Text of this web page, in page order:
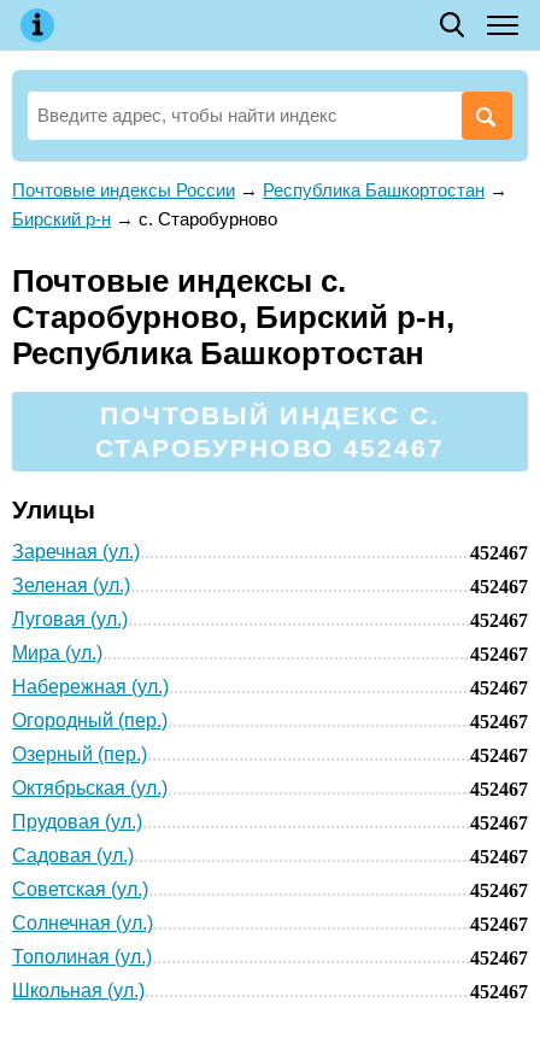
Почтовые индексы России → Республика Башкортостан →
Бирский р-н → с. Старобурново
Почтовые индексы с.
Старобурново, Бирский р-н,
Республика Башкортостан
ПОЧТОВЫЙ ИНДЕКС С.
СТАРОБУРНОВО 452467
Улицы
Заречная (ул.)
452467
Зеленая (ул.)
452467
Луговая (ул.)
452467
Мира (ул.)
452467
Набережная (ул.)
452467
Огородный (пер.)
452467
Озерный (пер.)
452467
Октябрьская (ул.)
452467
Прудовая (ул.)
452467
Садовая (ул.)
452467
Советская (ул.)
452467
Солнечная (ул.)
452467
Тополиная (ул.)
452467
Школьная (ул.)
452467